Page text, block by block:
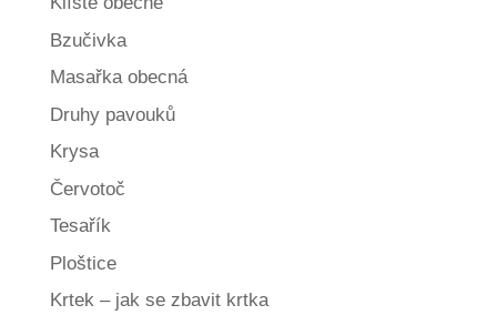
Bzučivka
Masařka obecná
Druhy pavouků
Krysa
Červotoč
Tesařík
Ploštice
Krtek – jak se zbavit krtka